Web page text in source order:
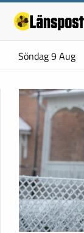
Söndag 9 Aug